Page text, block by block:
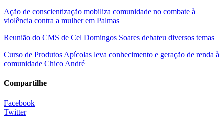
Ação de conscientização mobiliza comunidade no combate à
violência contra a mulher em Palmas
Reunião do CMS de Cel Domingos Soares debateu diversos temas
Curso de Produtos Apícolas leva conhecimento e geração de renda à
comunidade Chico André
Compartilhe
Facebook
Twitter